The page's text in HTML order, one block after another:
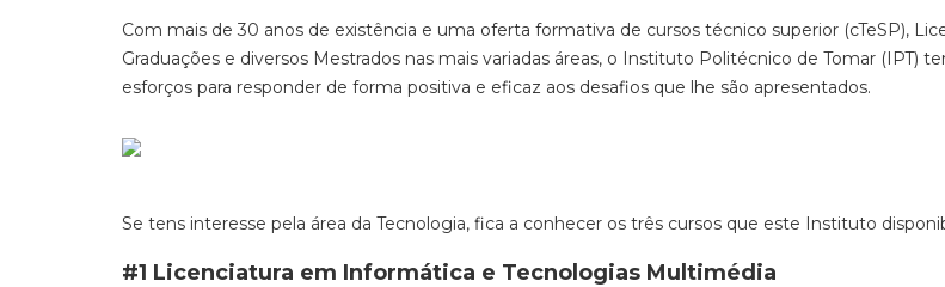
Com mais de 30 anos de existência e uma oferta formativa de cursos técnico superior (cTeSP),
Graduações e diversos Mestrados nas mais variadas áreas, o Instituto Politécnico de Tomar (IPT)
esforços para responder de forma positiva e eficaz aos desafios que lhe são apresentados.
Se tens interesse pela área da Tecnologia, fica a conhecer os três cursos que este Instituto
#1 Licenciatura em Informática e Tecnologias Multimédia